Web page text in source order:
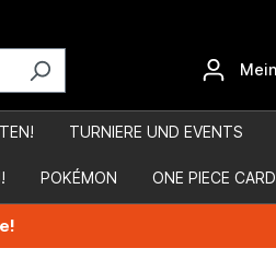
TURNIERE UND EVENTS
POKÉMON ONE PIECE